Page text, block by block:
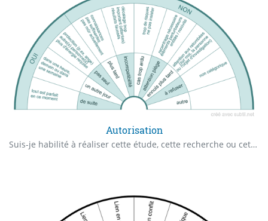
Autorisation
Suis-je habilité à réaliser cette étude, cette recherche ou cette action ?